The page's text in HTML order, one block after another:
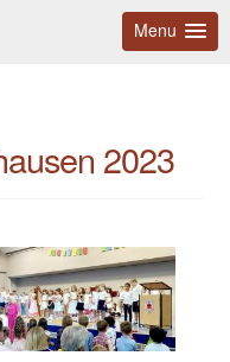
Menu
2023